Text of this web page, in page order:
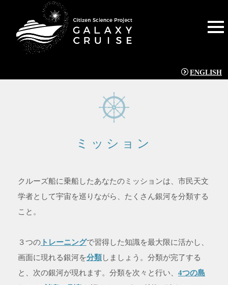
ENGLISH
ミッション
クルーズ船に乗船したあなたのミッションは、市民天文
学者として宇宙を巡りながら、たくさん銀河を分類する
こと。
３つの トレーニングで習得した知識を最大限に活かし、
画面に現れる銀河を分類しましょう。分類が完了する
と、次の銀河が現れます。分類を次々と行い、 4つの島